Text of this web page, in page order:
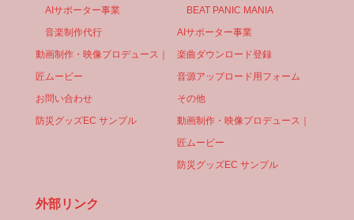
AIサポーター事業
音楽制作代行
動画制作・映像プロデュース｜
匠ムービー
お問い合わせ
防災グッズEC サンプル
BEAT PANIC MANIA
AIサポーター事業
楽曲ダウンロード登録
音源アップロード用フォーム
その他
動画制作・映像プロデュース｜
匠ムービー
防災グッズEC サンプル
外部リンク